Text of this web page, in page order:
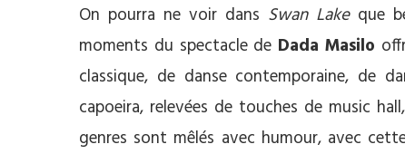
On pourra ne voir dans Swan Lakeque
moments du spectacle de Dada Masilo
classique, de danse contemporaine, de
capoeira, relevées de touches de music
genres sont mêlés avec humour, avec